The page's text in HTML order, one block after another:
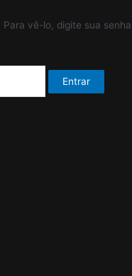
vê-lo, digite sua senha